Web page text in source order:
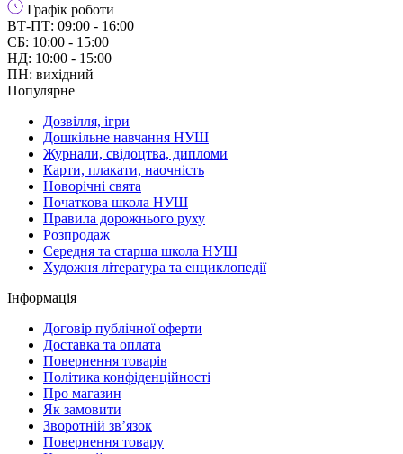
Графік роботи
ВТ-ПТ: 09:00 - 16:00
СБ: 10:00 - 15:00
НД: 10:00 - 15:00
ПН: вихідний
Популярне
Дозвілля, ігри
Дошкільне навчання НУШ
Журнали, свідоцтва, дипломи
Карти, плакати, наочність
Новорічні свята
Початкова школа НУШ
Правила дорожнього руху
Розпродаж
Середня та старша школа НУШ
Художня література та енциклопедії
Інформація
Договір публічної оферти
Доставка та оплата
Повернення товарів
Політика конфіденційності
Про магазин
Як замовити
Зворотній зв’язок
Повернення товару